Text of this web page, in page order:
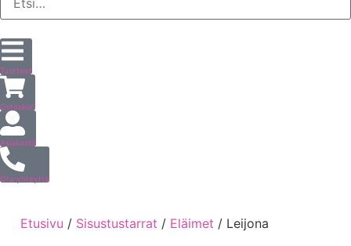
Tuotteet
Ostoskori
Asiakastili
Ota yhteyttä
Etusivu / Sisustustarrat / Eläimet / Leijona